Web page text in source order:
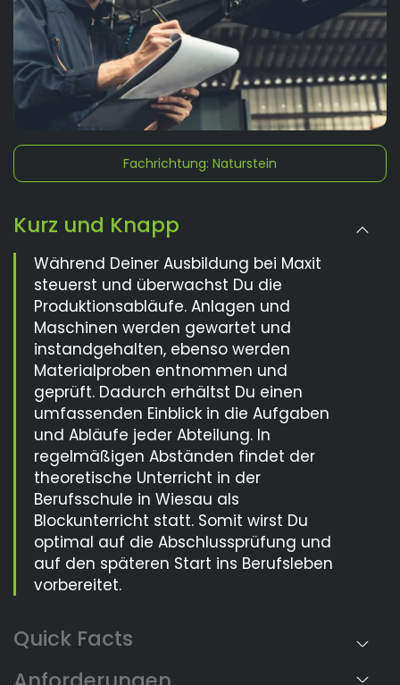
Fachrichtung: Naturstein
Kurz und Knapp
Während Deiner Ausbildung bei Maxit
steuerst und überwachst Du die
Produktionsabläufe. Anlagen und
Maschinen werden gewartet und
instandgehalten, ebenso werden
Materialproben entnommen und
geprüft. Dadurch erhältst Du einen
umfassenden Einblick in die Aufgaben
und Abläufe jeder Abteilung. In
regelmäßigen Abständen findet der
theoretische Unterricht in der
Berufsschule in Wiesau als
Blockunterricht statt. Somit wirst Du
optimal auf die Abschlussprüfung und
auf den späteren Start ins Berufsleben
vorbereitet.